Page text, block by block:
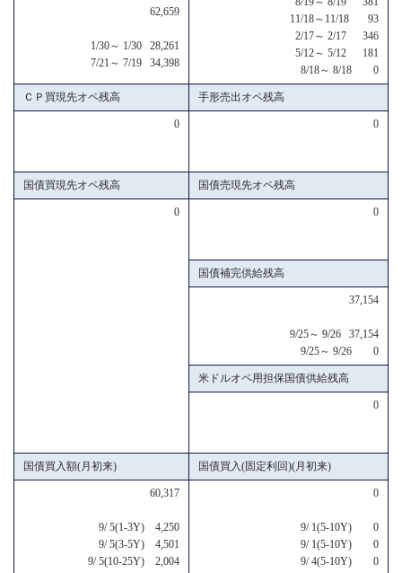
11/18～11/18 93
2/17～ 2/17 346
5/12～ 5/12 181
8/18～ 8/18 0
62,659
1/30～ 1/30 28,261
7/21～ 7/19 34,398
ＣＰ買現先オペ残高 手形売出オペ残高
0 0
国債買現先オペ残高 国債売現先オペ残高
0 0
国債補完供給残高
37,154
9/25～ 9/26 37,154
9/25～ 9/26 0
米ドルオペ用担保国債供給残高
0
国債買入額(月初来) 国債買入(固定利回)(月初来)
60,317
9/ 5(1-3Y) 4,250
9/ 5(3-5Y) 4,501
9/ 5(10-25Y) 2,004
0
9/ 1(5-10Y) 0
9/ 1(5-10Y) 0
9/ 4(5-10Y) 0